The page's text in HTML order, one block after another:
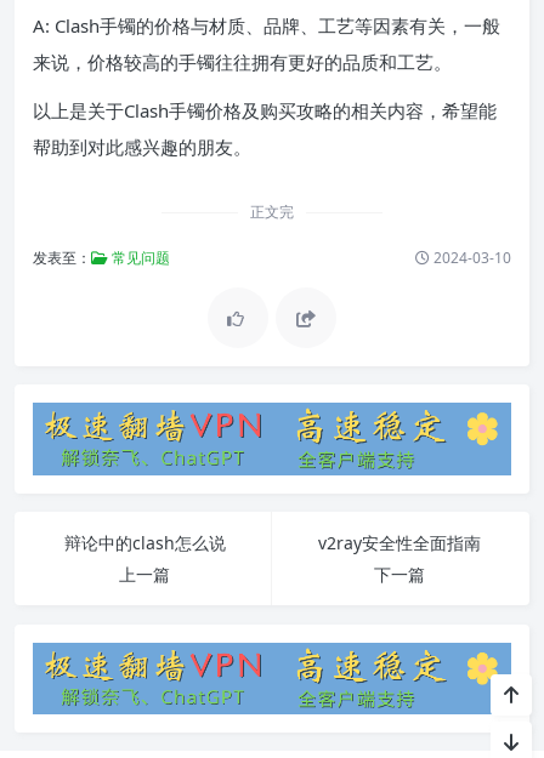
A: Clash手镯的价格与材质、品牌、工艺等因素有关，一般
来说，价格较高的手镯往往拥有更好的品质和工艺。
以上是关于Clash手镯价格及购买攻略的相关内容，希望能
帮助到对此感兴趣的朋友。
正文完
发表至： 常见问题 2024-03-10
辩论中的clash怎么说
上一篇
v2ray安全性全面指南
下一篇